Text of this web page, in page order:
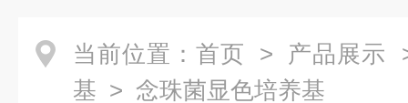
当前位置： 首页 > 产品展示
基 > 念珠菌显色培养基